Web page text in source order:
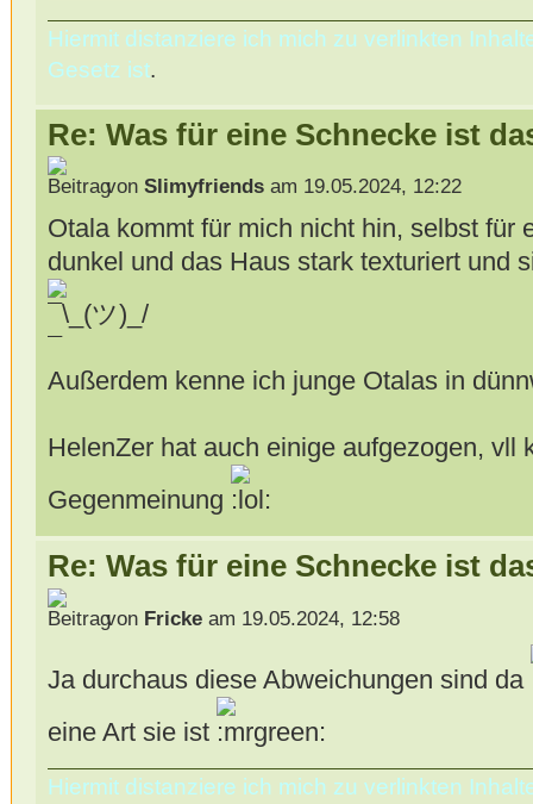
Hiermit distanziere ich mich zu verlinkten
Gesetz ist.
Re: Was für eine Schnecke ist
von Slimyfriendsam 19.05.2024, 12:22
Otala kommt für mich nicht hin, selbst für
dunkel und das Haus stark texturiert und
Außerdem kenne ich junge Otalas in
HelenZer hat auch einige aufgezogen, vll
Gegenmeinung
Re: Was für eine Schnecke ist
von Frickeam 19.05.2024, 12:58
Ja durchaus diese Abweichungen sind da
eine Art sie ist
Hiermit distanziere ich mich zu verlinkten